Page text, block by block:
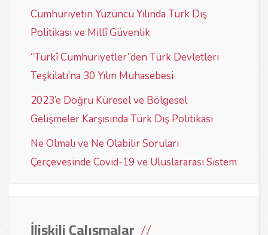
Cumhuriyetin Yüzüncü Yılında Türk Dış
Politikası ve Millî Güvenlik
“Türkî Cumhuriyetler”den Türk Devletleri
Teşkilatı’na 30 Yılın Muhasebesi
2023’e Doğru Küresel ve Bölgesel
Gelişmeler Karşısında Türk Dış Politikası
Ne Olmalı ve Ne Olabilir Soruları
Çerçevesinde Covid-19 ve Uluslararası Sistem